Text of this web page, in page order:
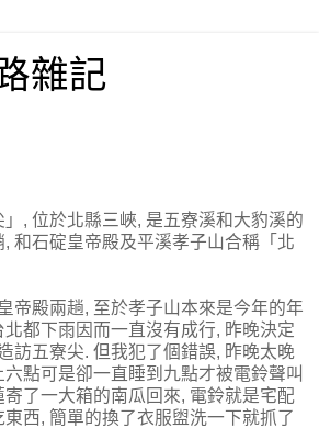
雜記
, 位於北縣三峽, 是五寮溪和大豹溪的
和石碇皇帝殿及平溪孝子山合稱「北
帝殿兩趟, 至於孝子山本來是今年的年
都下雨因而一直沒有成行, 昨晚決定
訪五寮尖. 但我犯了個錯誤, 昨晚太晚
點可是卻一直睡到九點才被電鈴聲叫
了一大箱的南瓜回來, 電鈴就是宅配
西, 簡單的換了衣服盥洗一下就抓了